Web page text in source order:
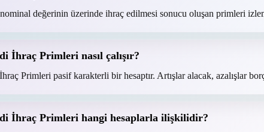
değerinin üzerinde ihraç edilmesi sonucu oluşan primleri
İhraç Primleri nasıl çalışır?
Primleri pasif karakterli bir hesaptır. Artışlar alacak, azalışlar borç
İhraç Primleri hangi hesaplarla ilişkilidir?